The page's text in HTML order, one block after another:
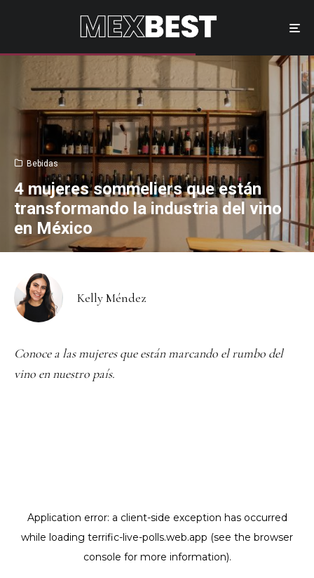
Bebidas
4 mujeres sommeliers que están
transformando la industria del vino
en México
Kelly Méndez
Conoce a las mujeres que están marcando el rumbo del
vino en nuestro país.